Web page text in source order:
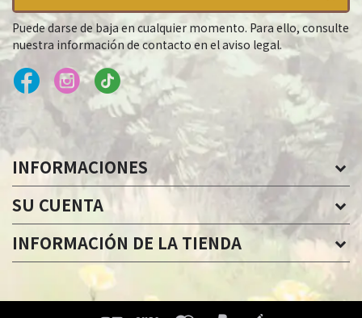
Puede darse de baja en cualquier momento. Para ello, consulte
nuestra información de contacto en el aviso legal.
INFORMACIONES
SU CUENTA
INFORMACIÓN DE LA TIENDA